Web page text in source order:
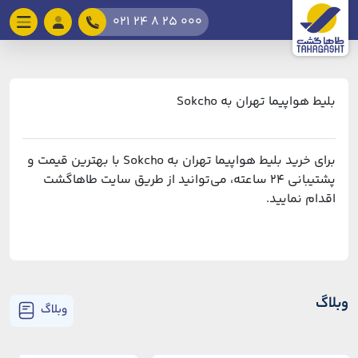
021 24 8 25 000
بلیط هواپیما تهران به Sokcho
برای خرید بلیط هواپیما تهران به Sokcho با بهترین قیمت و
پشتیبانی ۲۴ ساعته، می‌توانید از طریق سایت طاهاگشت
اقدام نمایید.
وبلاگ وبلاگ